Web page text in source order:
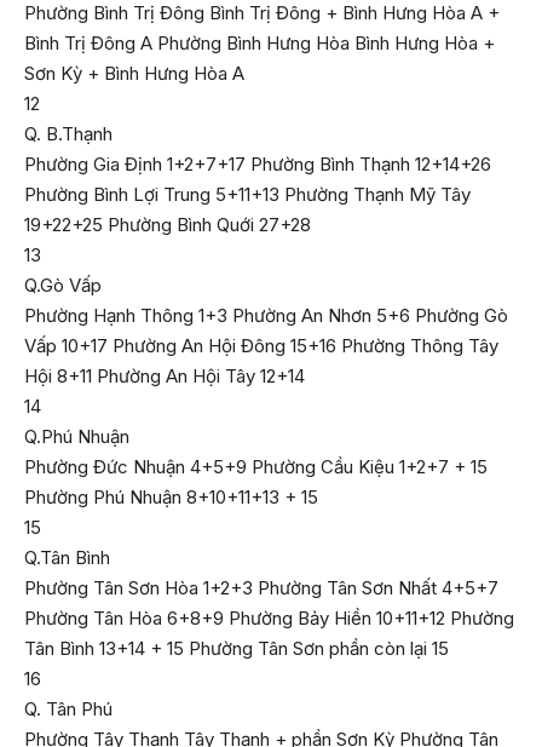
Phường Bình Trị Đông Bình Trị Đông + Bình Hưng Hòa A +
Bình Trị Đông A Phường Bình Hưng Hòa Bình Hưng Hòa +
Sơn Kỳ + Bình Hưng Hòa A
12
Q. B.Thạnh
Phường Gia Định 1+2+7+17 Phường Bình Thạnh 12+14+26
Phường Bình Lợi Trung 5+11+13 Phường Thạnh Mỹ Tây
19+22+25 Phường Bình Quới 27+28
13
Q.Gò Vấp
Phường Hạnh Thông 1+3 Phường An Nhơn 5+6 Phường Gò
Vấp 10+17 Phường An Hội Đông 15+16 Phường Thông Tây
Hội 8+11 Phường An Hội Tây 12+14
14
Q.Phú Nhuận
Phường Đức Nhuận 4+5+9 Phường Cầu Kiệu 1+2+7 + 15
Phường Phú Nhuận 8+10+11+13 + 15
15
Q.Tân Bình
Phường Tân Sơn Hòa 1+2+3 Phường Tân Sơn Nhất 4+5+7
Phường Tân Hòa 6+8+9 Phường Bảy Hiền 10+11+12 Phường
Tân Bình 13+14 + 15 Phường Tân Sơn phần còn lại 15
16
Q. Tân Phú
Phường Tây Thạnh Tây Thạnh + phần Sơn Kỳ Phường Tân